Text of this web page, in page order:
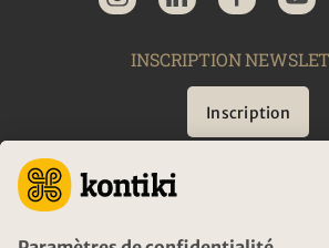
INSCRIPTION
Inscription
CONSEIL